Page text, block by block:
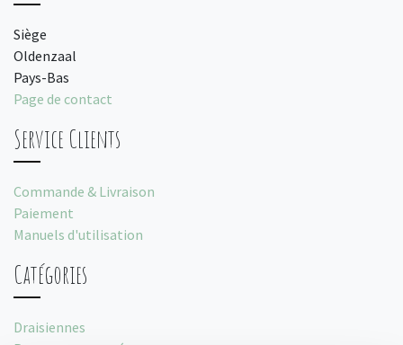
Siège
Oldenzaal
Pays-Bas
Page de contact
Service Clients
Commande & Livraison
Paiement
Manuels d'utilisation
Catégories
Draisiennes